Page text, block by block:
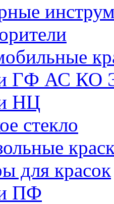
ГФ АС КО
НЦ
стекло
для красок
ПФ